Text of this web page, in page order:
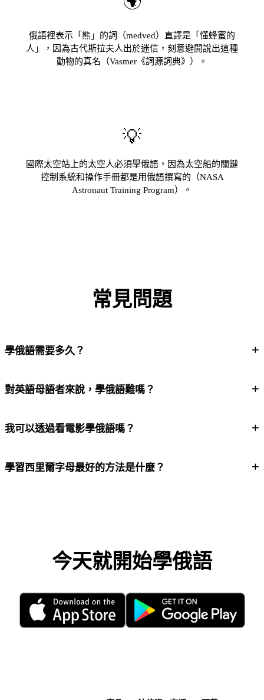
俄語裡表示「熊」的詞（medved）直譯是「懂蜂蜜的
人」，因為古代斯拉夫人出於迷信，刻意避開說出這種
動物的真名（Vasmer《詞源詞典》）。
💡
國際太空站上的太空人必須學俄語，因為太空船的關鍵
控制系統和操作手冊都是用俄語撰寫的（NASA
Astronaut Training Program）。
常見問題
學俄語需要多久？ +
對英語母語者來說，學俄語難嗎？ +
我可以透過看電影學俄語嗎？ +
學習西里爾字母最好的方法是什麼？ +
今天就開始學俄語